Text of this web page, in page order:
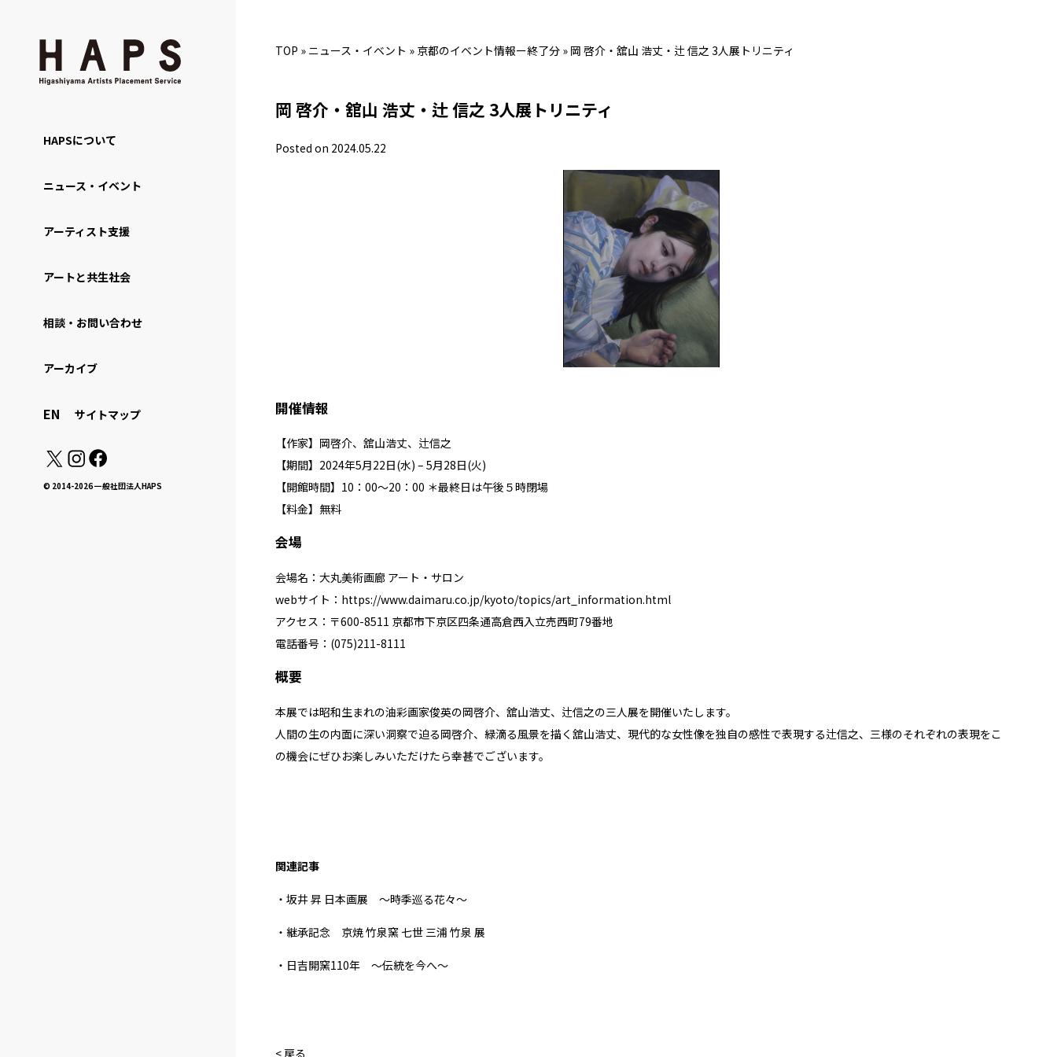
HAPSについて
ニュース・イベント
アーティスト支援
アートと共生社会
相談・お問い合わせ
アーカイブ
EN サイトマップ
© 2014-2026 一般社団法人HAPS
TOP » ニュース・イベント » 京都のイベント情報ー終了分 » 岡 啓介・舘山 浩丈・辻 信之 3人展トリニティ
岡 啓介・舘山 浩丈・辻 信之 3人展トリニティ
Posted on 2024.05.22
開催情報
【作家】岡啓介、舘山浩丈、辻信之
【期間】2024年5月22日(水) – 5月28日(火)
【開館時間】10：00～20：00 ＊最終日は午後５時閉場
【料金】無料
会場
会場名：大丸美術画廊 アート・サロン
webサイト： https://www.daimaru.co.jp/kyoto/topics/art_information.html
アクセス：〒600-8511 京都市下京区四条通高倉西入立売西町79番地
電話番号：(075)211-8111
概要
本展では昭和生まれの油彩画家俊英の岡啓介、舘山浩丈、辻信之の三人展を開催いたします。
人間の生の内面に深い洞察で迫る岡啓介、緑滴る風景を描く舘山浩丈、現代的な女性像を独自の感性で表現する辻信之、三様のそれぞれの表現をこ
の機会にぜひお楽しみいただけたら幸甚でございます。
関連記事
・坂井 昇 日本画展 ～時季巡る花々～
・継承記念 京焼 竹泉窯 七世 三浦 竹泉 展
・日吉開窯110年 ～伝統を今へ～
< 戻る